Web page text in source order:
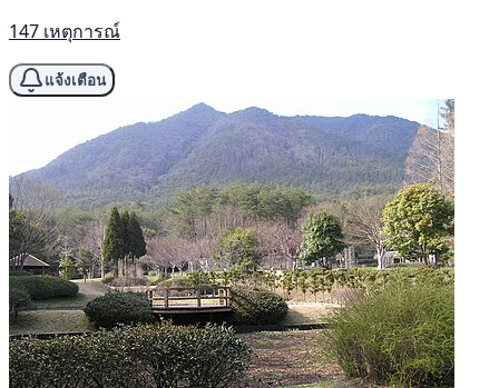
147 เหตุการณ์
แจ้งเตือน